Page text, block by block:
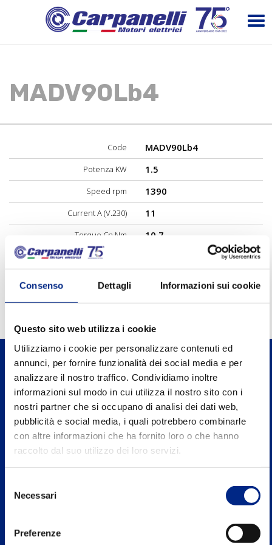
Consenso Dettagli Informazioni sui cookie
Questo sito web utilizza i cookie
Utilizziamo i cookie per personalizzare contenuti ed
annunci, per fornire funzionalità dei social media e per
analizzare il nostro traffico. Condividiamo inoltre
informazioni sul modo in cui utilizza il nostro sito con i
nostri partner che si occupano di analisi dei dati web,
pubblicità e social media, i quali potrebbero combinarle
con altre informazioni che ha fornito loro o che hanno
raccolto dal suo utilizzo dei loro servizi.
delNecessari
Preferenze
MADV90Lb4
Code MADV90Lb4
Potenza KW 1.5
Speed rpm 1390
Current A (V.230) 11
Torque Cn Nm 10.7
Performance %
0.90
Carpanelli Motori Elettrici S.p.A. a Socio
Unico
Via 2 Agosto 1980, n.5, 40016 S.Giorgio di Piano